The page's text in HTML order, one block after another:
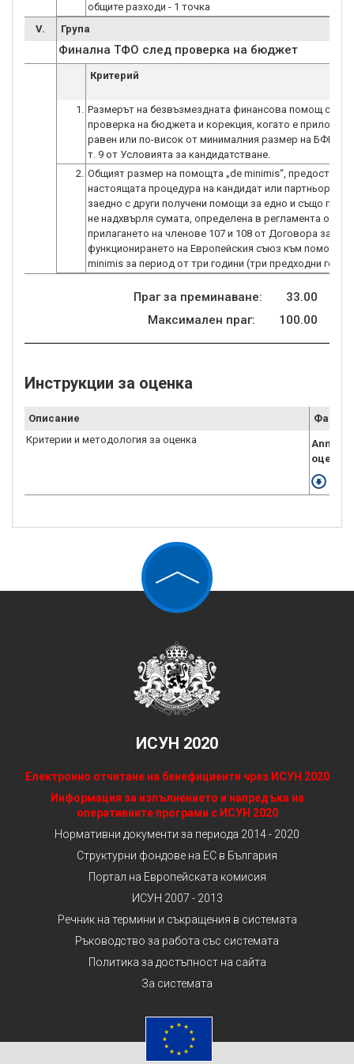
общите разходи - 1 точка
V.
Група
Финална ТФО след проверка на бюджет
Критерий
1. Размерът на безвъзмездната финансова помощ след
проверка на бюджета и корекция, когато е
равен или по-висок от минималния размер на БФП
т. 9 от Условията за кандидатстване.
2. Общият размер на помощта „de minimis“,
настоящата процедура на кандидат или партньор по
заедно с други получени помощи за едно и също
не надхвърля сумата, определена в регламента
прилагането на членове 107 и 108 от Договора за
функционирането на Европейския съюз към помощта
minimis за период от три години (три предходни
33.00
Праг за преминаване:
100.00
Максимален праг:
Инструкции за оценка
Описание
Файл
Критерии и методология за оценка
ИСУН 2020
Електронно отчитане на бенефициенти чрез ИСУН 2020
Информация за изпълнението и напредъка на
оперативните програми с ИСУН 2020
Нормативни документи за периода 2014 - 2020
Структурни фондове на ЕС в България
Портал на Европейската комисия
ИСУН 2007 - 2013
Речник на термини и съкращения в системата
Ръководство за работа със системата
Политика за достъпност на сайта
За системата